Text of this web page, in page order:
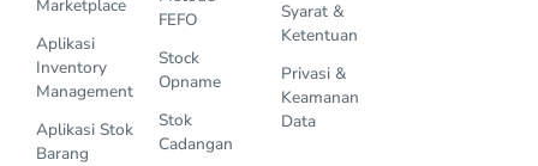
Marketplace
Aplikasi
Inventory
Management
Aplikasi Stok
Barang
FEFO
Stock
Opname
Stok
Cadangan
Syarat &
Ketentuan
Privasi &
Keamanan
Data